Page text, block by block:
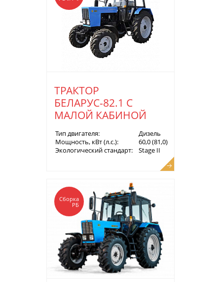
ТРАКТОР
БЕЛАРУС-82.1 С
МАЛОЙ КАБИНОЙ
Тип двигателя:
Дизель
Мощность, кВт (л.с.):
60,0 (81,0)
Экологический стандарт:
Stage II
Сборка
РБ